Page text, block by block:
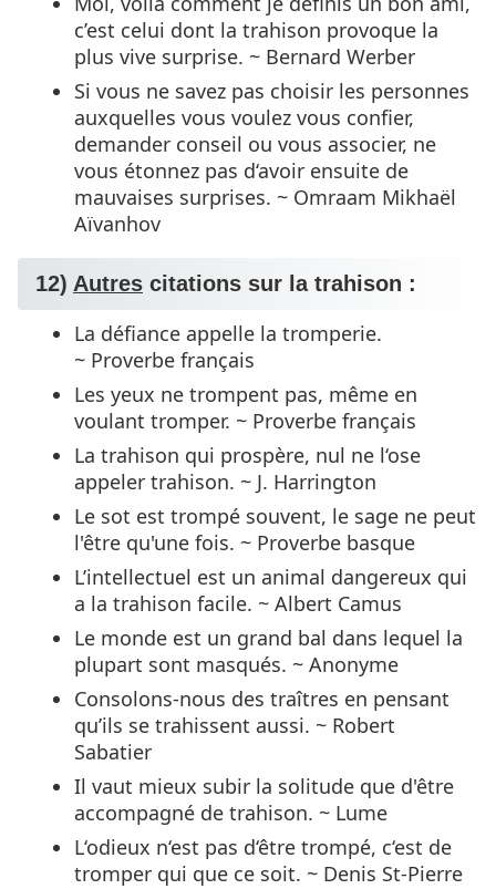
c’est celui dont la trahison provoque la
plus vive surprise. ~ Bernard Werber
Si vous ne savez pas choisir les personnes
auxquelles vous voulez vous confier,
demander conseil ou vous associer, ne
vous étonnez pas d‘avoir ensuite de
mauvaises surprises. ~ Omraam Mikhaël
Aïvanhov
12) Autres citations sur la trahison :
La défiance appelle la tromperie.
~ Proverbe français
Les yeux ne trompent pas, même en
voulant tromper. ~ Proverbe français
La trahison qui prospère, nul ne l‘ose
appeler trahison. ~ J. Harrington
Le sot est trompé souvent, le sage ne peut
l'être qu'une fois. ~ Proverbe basque
L’intellectuel est un animal dangereux qui
a la trahison facile. ~ Albert Camus
Le monde est un grand bal dans lequel la
plupart sont masqués. ~ Anonyme
Consolons-nous des traîtres en pensant
qu’ils se trahissent aussi. ~ Robert
Sabatier
Il vaut mieux subir la solitude que d'être
accompagné de trahison. ~ Lume
L‘odieux n‘est pas d‘être trompé, c‘est de
tromper qui que ce soit. ~ Denis St-Pierre